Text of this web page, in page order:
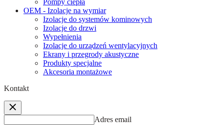
Pompy ciepła
OEM - Izolacje na wymiar
Izolacje do systemów kominowych
Izolacje do drzwi
Wypełnienia
Izolacje do urządzeń wentylacyjnych
Ekrany i przegrody akustyczne
Produkty specjalne
Akcesoria montażowe
Kontakt
Adres email